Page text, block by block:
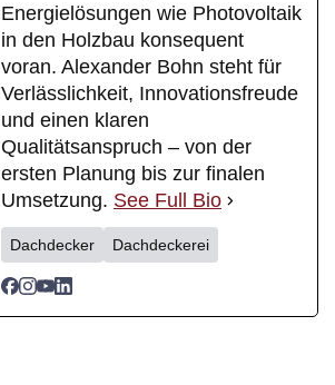
Energielösungen wie Photovoltaik
in den Holzbau konsequent
voran. Alexander Bohn steht für
Verlässlichkeit, Innovationsfreude
und einen klaren
Qualitätsanspruch – von der
ersten Planung bis zur finalen
Umsetzung. See Full Bio
Dachdecker Dachdeckerei